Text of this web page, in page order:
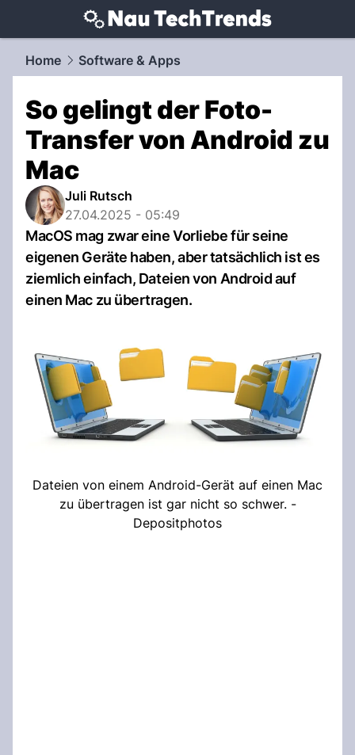
techtrends.NAU.ch
Home Software & Apps
So gelingt der Foto-
Transfer von Android zu
Mac
Juli Rutsch
27.04.2025 - 05:49
MacOS mag zwar eine Vorliebe für seine
eigenen Geräte haben, aber tatsächlich ist es
ziemlich einfach, Dateien von Android auf
einen Mac zu übertragen.
Dateien von einem Android-Gerät auf einen Mac
zu übertragen ist gar nicht so schwer. -
Depositphotos